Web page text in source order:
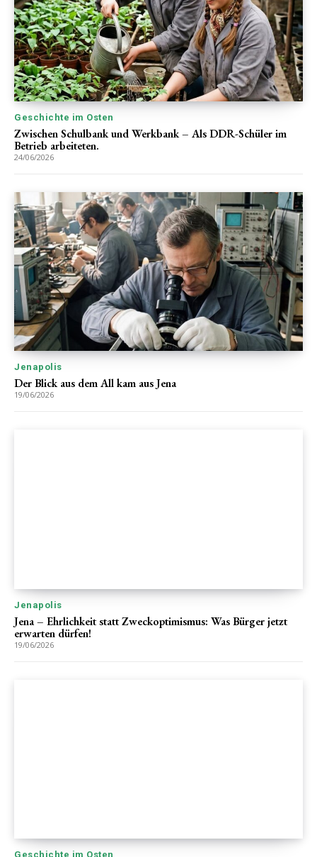
Geschichte im Osten
Zwischen Schulbank und Werkbank – Als DDR-Schüler im
Betrieb arbeiteten.
24/06/2026
Jenapolis
Der Blick aus dem All kam aus Jena
19/06/2026
Jenapolis
Jena – Ehrlichkeit statt Zweckoptimismus: Was Bürger jetzt
erwarten dürfen!
19/06/2026
Geschichte im Osten